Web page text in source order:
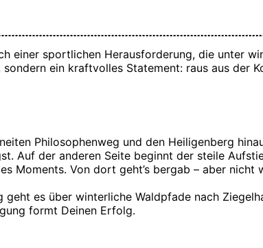
einer sportlichen Herausforderung, die unter
ein kraftvolles Statement: raus aus der
Philosophenweg und den Heiligenberg
Auf der anderen Seite beginnt der steile
Moments. Von dort geht’s bergab – aber nicht
es über winterliche Waldpfade nach
formt Deinen Erfolg.